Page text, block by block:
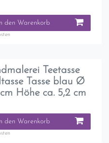
In den Warenkorb
Teetasse
Tasse blau Ø
Höhe ca. 5,2 cm
In den Warenkorb